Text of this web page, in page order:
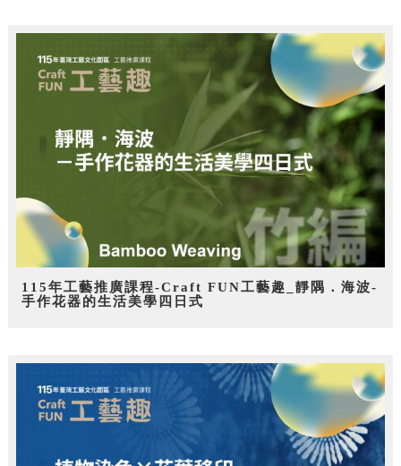
115年工藝推廣課程-Craft FUN工藝趣_靜隅．海波-
手作花器的生活美學四日式